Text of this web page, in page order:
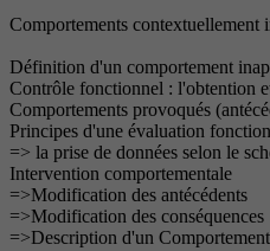
Comportements contextuellement
Définition d'un comportement
Contrôle fonctionnel : l'obtention
Comportements provoqués
Principes d'une évaluation
=> la prise de données selon le
Intervention comportementale
=>Modification des antécédents
=>Modification des conséquences
=>Description d'un